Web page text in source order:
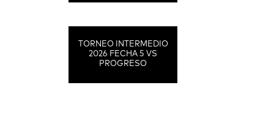
TORNEO INTERMEDIO
2026 FECHA 5 VS
PROGRESO